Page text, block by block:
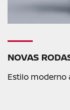
NOVAS
Estilo